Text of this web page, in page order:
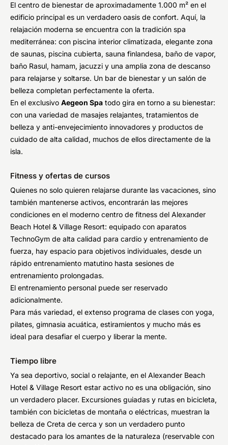
El centro de bienestar de aproximadamente 1.000 m² en el
edificio principal es un verdadero oasis de confort. Aquí, la
relajación moderna se encuentra con la tradición spa
mediterránea: con piscina interior climatizada, elegante zona
de saunas, piscina cubierta, sauna finlandesa, baño de vapor,
baño Rasul, hamam, jacuzzi y una amplia zona de descanso
para relajarse y soltarse. Un bar de bienestar y un salón de
belleza completan perfectamente la oferta.
En el exclusivo Aegeon Spa todo gira en torno a su bienestar:
con una variedad de masajes relajantes, tratamientos de
belleza y anti-envejecimiento innovadores y productos de
cuidado de alta calidad, muchos de ellos directamente de la
isla.
Fitness y ofertas de cursos
Quienes no solo quieren relajarse durante las vacaciones, sino
también mantenerse activos, encontrarán las mejores
condiciones en el moderno centro de fitness del Alexander
Beach Hotel & Village Resort: equipado con aparatos
TechnoGym de alta calidad para cardio y entrenamiento de
fuerza, hay espacio para objetivos individuales, desde un
rápido entrenamiento matutino hasta sesiones de
entrenamiento prolongadas.
El entrenamiento personal puede ser reservado
adicionalmente.
Para más variedad, el extenso programa de clases con yoga,
pilates, gimnasia acuática, estiramientos y mucho más es
ideal para desafiar el cuerpo y liberar la mente.
Tiempo libre
Ya sea deportivo, social o relajante, en el Alexander Beach
Hotel & Village Resort estar activo no es una obligación, sino
un verdadero placer. Excursiones guiadas y rutas en bicicleta,
también con bicicletas de montaña o eléctricas, muestran la
belleza de Creta de cerca y son un verdadero punto
destacado para los amantes de la naturaleza (reservable con